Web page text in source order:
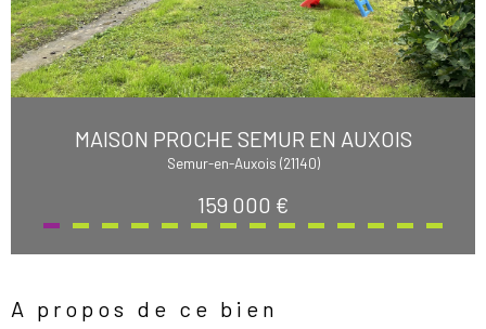
MAISON PROCHE SEMUR EN AUXOIS
Semur-en-Auxois (21140)
159 000 €
A propos de ce bien